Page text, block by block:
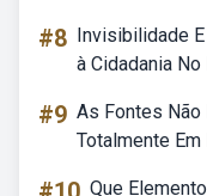
#8 Invisibilidade
à Cidadania
#9 As Fontes
Totalmente
Que